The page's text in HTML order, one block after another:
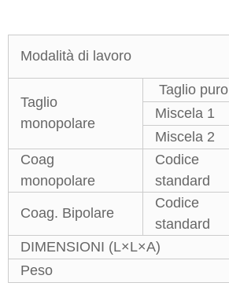
Modalità di lavoro
Taglio
monopolare
Taglio puro
Miscela 1
Miscela 2
Coag
monopolare
Codice
standard
Coag. Bipolare
Codice
standard
DIMENSIONI (L×L×A)
Peso